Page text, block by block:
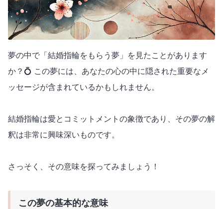
夢の中で「結婚指輪をもらう夢」を見たことがあります
か？💍 この夢には、あなたの心の中に隠された重要なメ
ッセージが含まれているかもしれません。
結婚指輪は愛とコミットメントの象徴であり、その夢の解
釈は非常に興味深いものです。
さっそく、その意味を探ってみましょう！
この夢の基本的な意味